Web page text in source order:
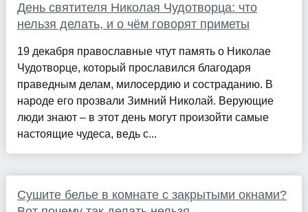
День святителя Николая Чудотворца: что
нельзя делать, и о чём говорят приметы
19 декабря православные чтут память о Николае
Чудотворце, который прославился благодаря
праведным делам, милосердию и состраданию. В
народе его прозвали Зимний Николай. Верующие
люди знают – в этот день могут произойти самые
настоящие чудеса, ведь с...
Сушите белье в комнате с закрытыми окнами?